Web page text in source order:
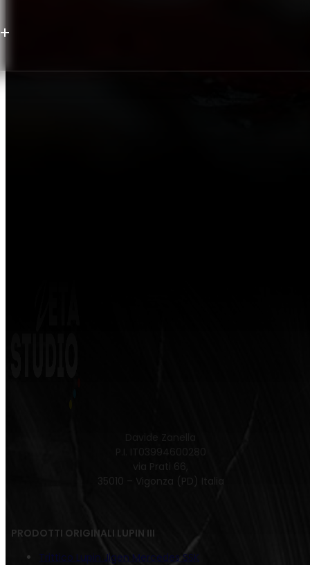
via Prati 66,
35010 – Vigonza (PD) Italia
PRODOTTI ORIGINALI LUPIN III
Trittico Lupin Jigen Mercedes SSK